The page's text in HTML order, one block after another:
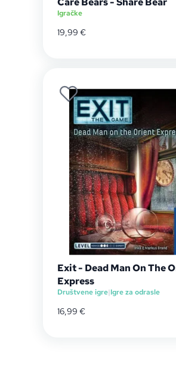
Igračke
19,99 €
Exit - Dead Man On The
Express
Društvene igre|Igre za odrasle
16,99 €